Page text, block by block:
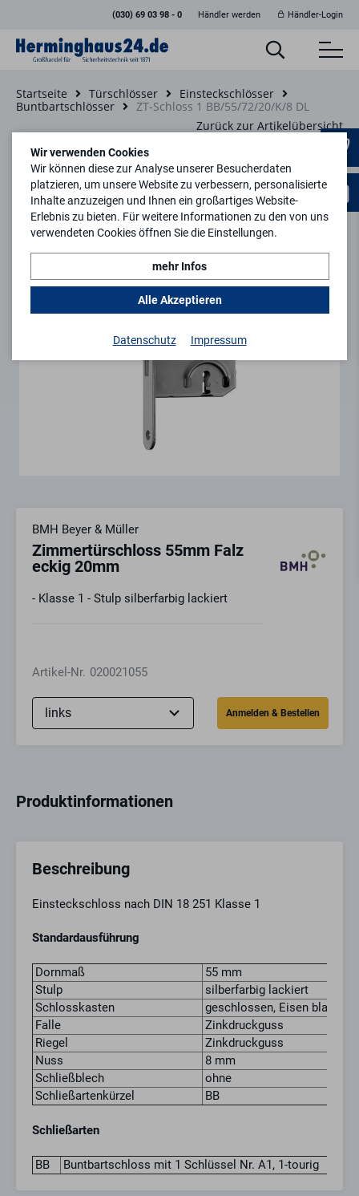
(030) 69 03 98 - 0 Händler werden Händler-Login
Startseite Türschlösser
Einsteckschlösser
Buntbartschlösser
ZT-Schloss 1 BB/55/72/20/K/8 DL
Zurück zur Artikelübersicht
BMH Beyer & Müller
Zimmertürschloss 55mm Falz
eckig 20mm
- Klasse 1 - Stulp silberfarbig lackiert
Artikel-Nr. 020021055
Produktinformationen
Beschreibung
Einsteckschloss nach DIN 18 251 Klasse 1
Standardausführung
Dornmaß
55 mm
Stulp
silberfarbig lackiert
Schlosskasten
geschlossen, Eisen blank
Falle
Zinkdruckguss
Riegel
Zinkdruckguss
Nuss
8 mm
Schließblech
ohne
Schließartenkürzel
BB
Schließarten
BB Buntbartschloss mit 1 Schlüssel Nr. A1, 1-tourig
Wir verwenden Cookies
Wir können diese zur Analyse unserer Besucherdaten
platzieren, um unsere Website zu verbessern, personalisierte
Inhalte anzuzeigen und Ihnen ein großartiges Website-
Erlebnis zu bieten. Für weitere Informationen zu den von uns
verwendeten Cookies öffnen Sie die Einstellungen.
mehr Infos
Alle Akzeptieren
Datenschutz Impressum